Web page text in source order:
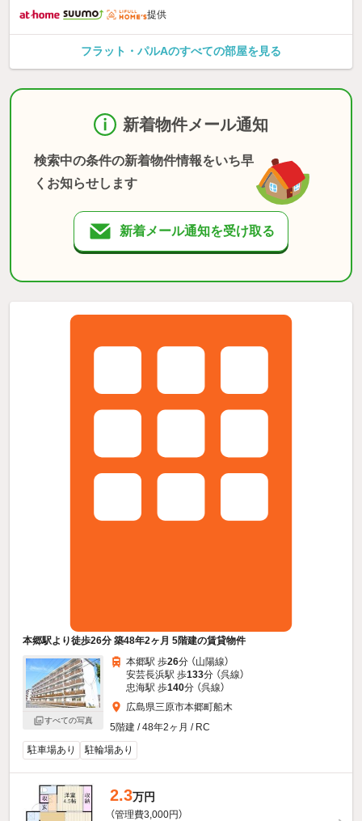
提供
フラット・パルAのすべての部屋を見る
新着物件メール通知
検索中の条件の新着物件情報をいち早
くお知らせします
新着メール通知を受け取る
本郷駅より徒歩26分 築48年2ヶ月 5階建の賃貸物件
すべての写真
本郷駅 歩26分 （山陽線）
安芸長浜駅 歩133分 （呉線）
忠海駅 歩140分 （呉線）
広島県三原市本郷町船木
5階建 / 48年2ヶ月 / RC
駐車場あり
駐輪場あり
2.3万円
（管理費3,000円）